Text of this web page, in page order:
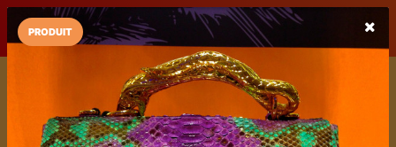
LaCarte Play Store
Installez l'App LaCarte
Téléchargez gratuitement l'app LaCarte pour suivre vos
commerces favoris et ne rien rater !
Télécharger Plus tard
PRODUIT